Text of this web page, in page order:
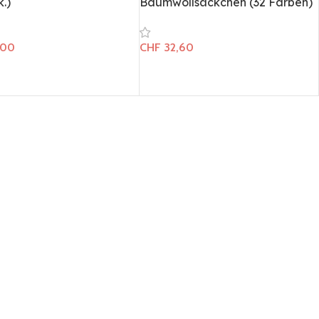
CHF 32,60